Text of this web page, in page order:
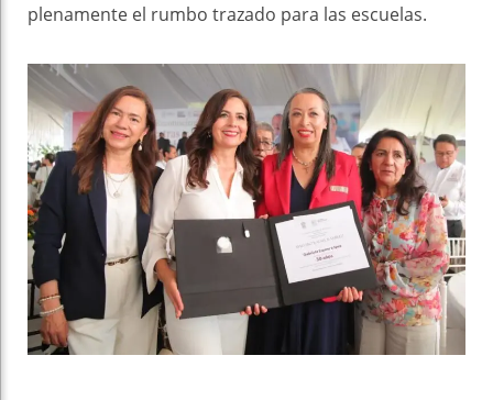
plenamente el rumbo trazado para las escuelas.